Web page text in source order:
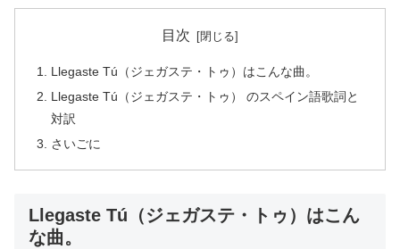
目次
Llegaste Tú（ジェガステ・トゥ）はこんな曲。
Llegaste Tú（ジェガステ・トゥ） のスペイン語歌詞と
対訳
さいごに
Llegaste Tú（ジェガステ・トゥ）はこん
な曲。